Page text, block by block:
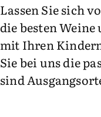
Lassen Sie sich
die besten
mit Ihren
Sie bei uns die
sind